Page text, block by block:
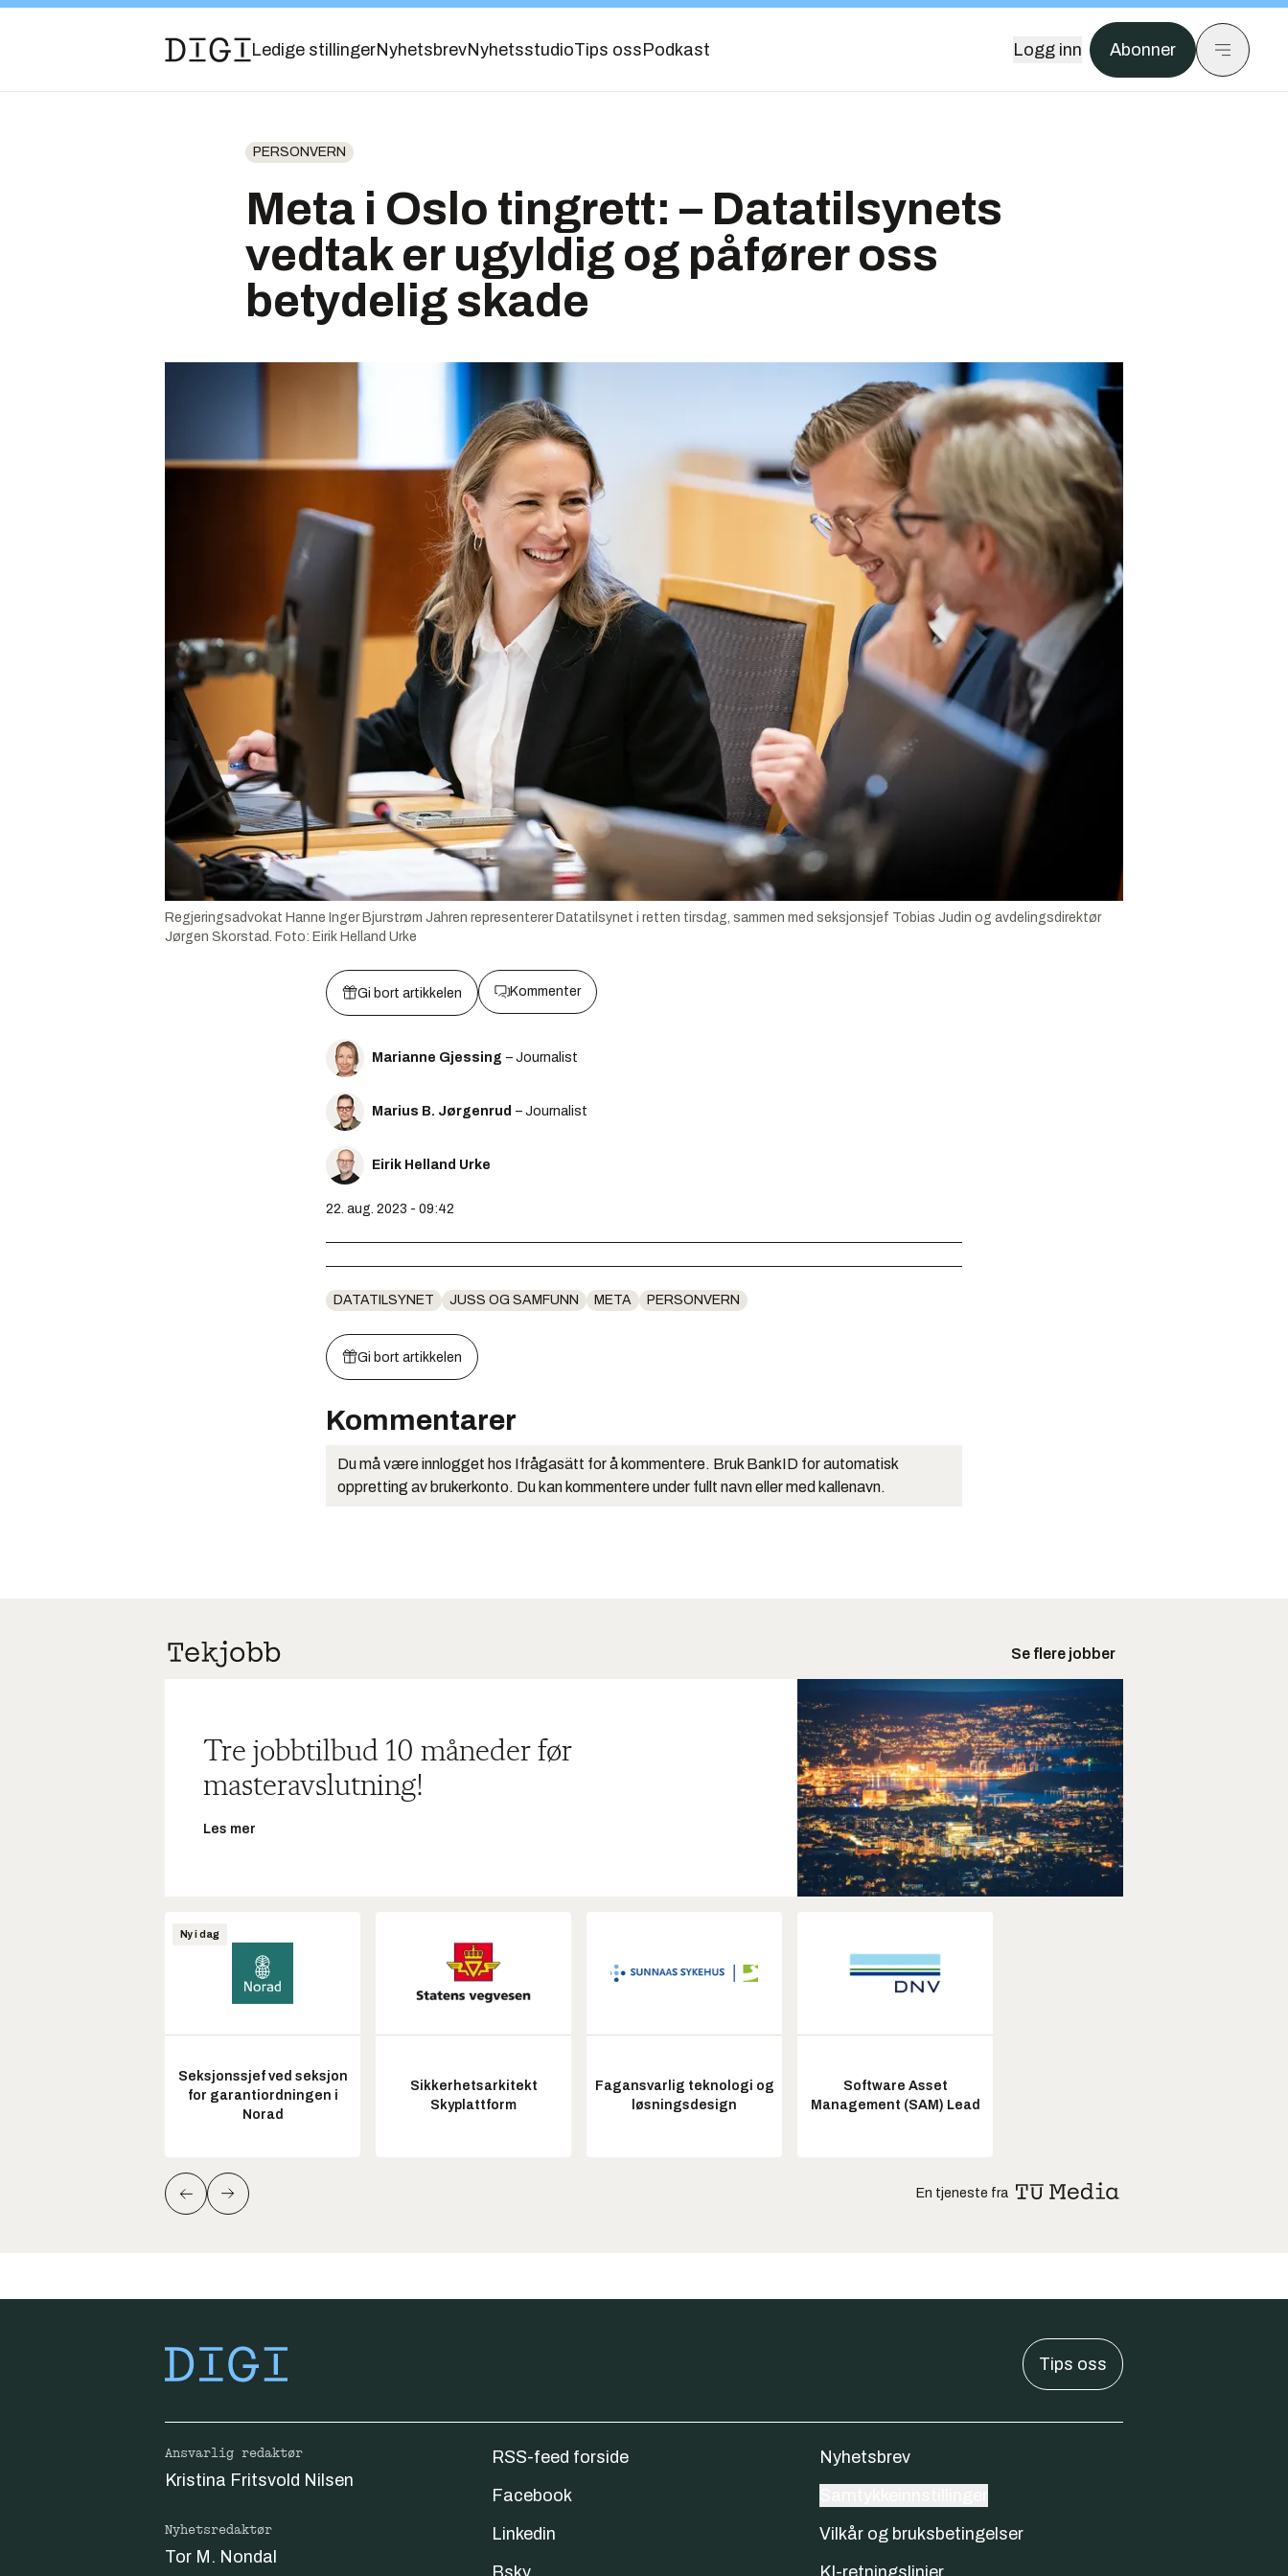
Ledige stillingerNyhetsbrevNyhetsstudioTips oss Podkast Logg inn Abonner
PERSONVERN
Meta i Oslo tingrett: – Datatilsynets
vedtak er ugyldig og påfører oss
betydelig skade
Regjeringsadvokat Hanne Inger Bjurstrøm Jahren representerer Datatilsynet i retten tirsdag, sammen med seksjonsjef Tobias Judin og avdelingsdirektør
Jørgen Skorstad. Foto: Eirik Helland Urke
Gi bort artikkelen Kommenter
Marianne Gjessing – Journalist
Marius B. Jørgenrud – Journalist
Eirik Helland Urke
22. aug. 2023 - 09:42
DATATILSYNET JUSS OG SAMFUNN META PERSONVERN
Gi bort artikkelen
Kommentarer
Du må være innlogget hos Ifrågasätt for å kommentere. Bruk BankID for automatisk
oppretting av brukerkonto. Du kan kommentere under fullt navn eller med kallenavn.
Se flere jobber
Tre jobbtilbud 10 måneder før
masteravslutning!
Les mer
Ny i dag
Seksjonssjef ved seksjon
for garantiordningen i
Norad
Sikkerhetsarkitekt
Skyplattform
Fagansvarlig teknologi og
løsningsdesign
Software Asset
Management (SAM) Lead
En tjeneste fra
Tips oss
Ansvarlig redaktør
Kristina Fritsvold Nilsen
Nyhetsredaktør
Tor M. Nondal
RSS-feed forside
Facebook
Linkedin
Bsky
Nyhetsbrev
Vilkår og bruksbetingelser
KI-retningslinjer